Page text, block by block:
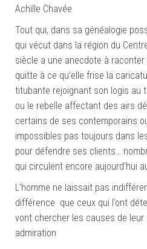
Achille Chavée
Tout qui, dans sa généalogie
qui vécut dans la région du
siècle a une anecdote à raconter
quitte à ce qu’elle frise la
titubante rejoignant son logis au
ou le rebelle affectant des airs
certains de ses contemporains
impossibles pas toujours dans
pour défendre ses clients…
qui circulent encore aujourd’hui
L’homme ne laissait pas
différence que ceux qui l’ont
vont chercher les causes de
admiration